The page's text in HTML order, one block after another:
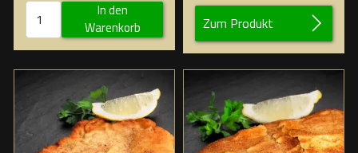
In den
Warenkorb
Zum Produkt